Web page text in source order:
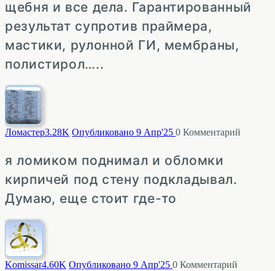
щебня и все дела. Гарантированный
результат супротив праймера,
мастики, рулонной ГИ, мембраны,
полистирол…..
Ломастер3.28K Опубликовано 9 Апр'25 0 Комментарий
я ломиком поднимал и обломки
кирпичей под стену подкладывал.
Думаю, еще стоит где-то
Komissar4.60K Опубликовано 9 Апр'25 0 Комментарий